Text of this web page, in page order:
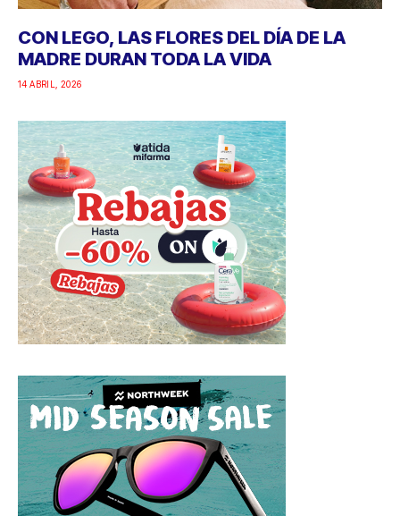
CON LEGO, LAS FLORES DEL DÍA DE LA
MADRE DURAN TODA LA VIDA
14 ABRIL, 2026